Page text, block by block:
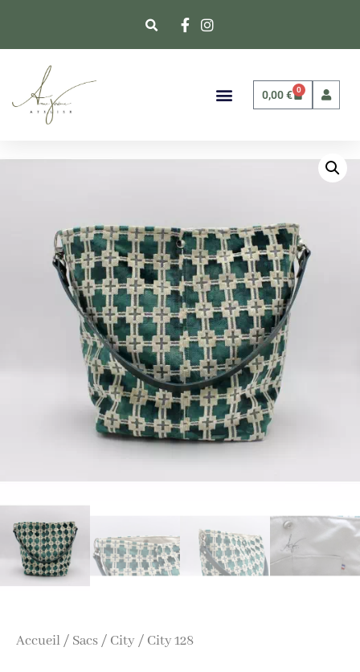
0,00€ 0
Accueil / Sacs / City / City 128